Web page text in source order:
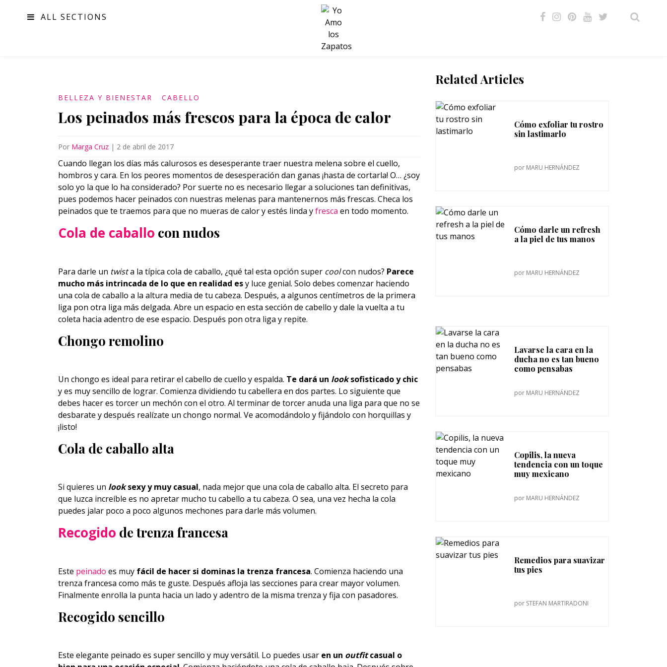
ALL SECTIONS
SALUD
BELLEZA Y BIENESTAR CABELLO
Los peinados más frescos para la época de calor
Por Marga Cruz | 2 de abril de 2017
Cuando llegan los días más calurosos es desesperante traer nuestra melena sobre el cuello,
hombros y cara. En los peores momentos de desesperación dan ganas ¡hasta de cortarla! O… ¿soy
solo yo la que lo ha considerado? Por suerte no es necesario llegar a soluciones tan definitivas,
pues podemos hacer peinados con nuestras melenas para mantenernos más frescas. Checa los
peinados que te traemos para que no mueras de calor y estés linda yfresca en todo momento.
Cola de caballo con nudos
Para darle un twista la típica cola de caballo, ¿qué tal esta opción super coolcon nudos? Parece
mucho más intrincada de lo que en realidad esy luce genial. Solo debes comenzar haciendo
una cola de caballo a la altura media de tu cabeza. Después, a algunos centímetros de la primera
liga pon otra liga más delgada. Abre un espacio en esta sección de cabello y dale la vuelta a tu
coleta hacia adentro de ese espacio. Después pon otra liga y repite.
Chongo remolino
Un chongo es ideal para retirar el cabello de cuello y espalda. Te dará un looksofisticado y chic
y es muy sencillo de lograr. Comienza dividiendo tu cabellera en dos partes. Lo siguiente que
debes hacer es torcer un mechón con el otro. Al terminar de torcer anuda una liga para que no se
desbarate y después realízate un chongo normal. Ve acomodándolo y fijándolo con horquillas y
¡listo!
Cola de caballo alta
Si quieres un looksexy y muy casual, nada mejor que una cola de caballo alta. El secreto para
que luzca increíble es no apretar mucho tu cabello a tu cabeza. O sea, una vez hecha la cola
puedes jalar poco a poco algunos mechones para darle más volumen.
Recogido de trenza francesa
Este peinado es muy fácil de hacer si dominas la trenza francesa. Comienza haciendo una
trenza francesa como más te guste. Después afloja las secciones para crear mayor volumen.
Finalmente enrolla la punta hacia un lado y adentro de la misma trenza y fija con pasadores.
Recogido sencillo
Este elegante peinado es super sencillo y muy versátil. Lo puedes usar en un outfitcasual o
Related Articles
Cómo exfoliar tu rostro
sin lastimarlo
por MARU HERNÁNDEZ
Cómo darle un refresh
a la piel de tus manos
por MARU HERNÁNDEZ
Lavarse la cara en la
ducha no es tan bueno
como pensabas
por MARU HERNÁNDEZ
Copilis, la nueva
tendencia con un toque
muy mexicano
por MARU HERNÁNDEZ
Remedios para suavizar
tus pies
por STEFAN MARTIRADONI